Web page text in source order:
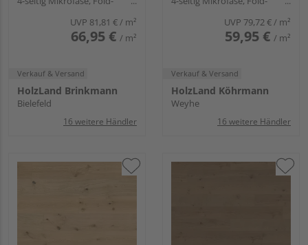
UVP 81,81 €/ m²
66,95 € / m²
Verkauf & Versand
HolzLand Brinkmann
Bielefeld
16 weitere Händler
UVP 79,72 €/ m²
59,95 € / m²
Verkauf & Versand
HolzLand Köhrmann
Weyhe
16 weitere Händler